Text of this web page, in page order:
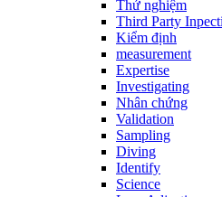
Thử nghiệm
Third Party
Kiểm định
measurement
Expertise
Investigating
Nhân chứng
Validation
Sampling
Diving
Identify
Science